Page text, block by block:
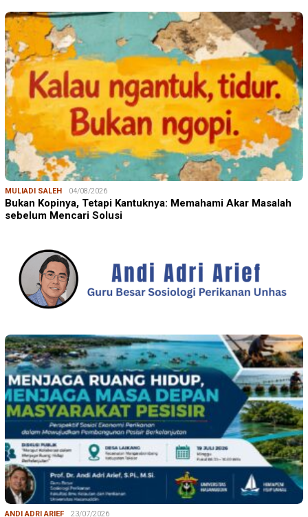
MULIADI SALEH 04/08/2026
Bukan Kopinya, Tetapi Kantuknya: Memahami Akar Masalah
sebelum Mencari Solusi
ANDI ADRI ARIEF 23/07/2026